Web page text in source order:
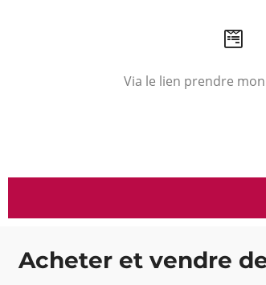
Via le lien prendre
Acheter et vendre